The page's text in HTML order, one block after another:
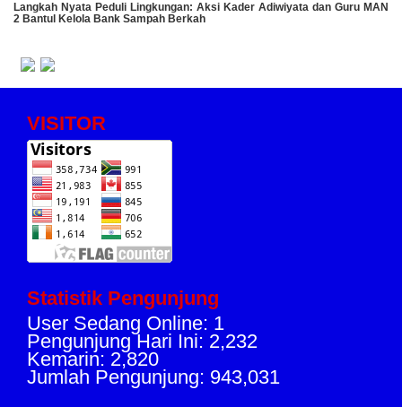
Langkah Nyata Peduli Lingkungan: Aksi Kader Adiwiyata dan Guru MAN
2 Bantul Kelola Bank Sampah Berkah
VISITOR
Statistik Pengunjung
User Sedang Online: 1
Pengunjung Hari Ini: 2,232
Kemarin: 2,820
Jumlah Pengunjung: 943,031